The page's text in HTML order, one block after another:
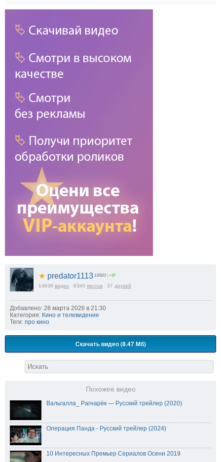
★ predator1113 135922 | +37
14638 видео 6340 постов 37 друзей
Добавлено: 28 марта 2026 в 21:30
Категория: Кино и телевидение
Теги: про кино
Скачать видео (8.47 Мб)
Похожее видео
Вальгалла_ Рагнарёк — Русский трейлер (2020)
Операция Панда - Русский трейлер (2024)
10 Интересных Премьер Сериалов Осени 2019